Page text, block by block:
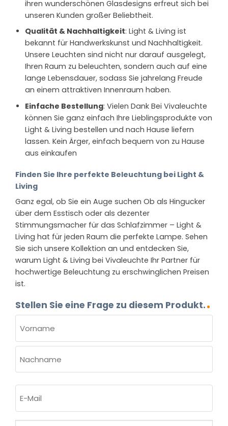
ihren wunderschönen Glasdesigns erfreut sich bei
unseren Kunden großer Beliebtheit.
Qualität & Nachhaltigkeit: Light & Living ist
bekannt für Handwerkskunst und Nachhaltigkeit.
Unsere Leuchten sind nicht nur darauf ausgelegt,
Ihren Raum zu beleuchten, sondern auch auf eine
lange Lebensdauer, sodass Sie jahrelang Freude
an einem attraktiven Innenraum haben.
Einfache Bestellung: Vielen Dank Bei Vivaleuchte
können Sie ganz einfach Ihre Lieblingsprodukte von
Light & Living bestellen und nach Hause liefern
lassen. Kein Ärger, einfach bequem von zu Hause
aus einkaufen
Finden Sie Ihre perfekte Beleuchtung bei Light &
Living
Ganz egal, ob Sie ein Auge suchen Ob als Hingucker
über dem Esstisch oder als dezenter
Stimmungsmacher für das Schlafzimmer – Light &
Living hat für jeden Raum die perfekte Lampe. Sehen
Sie sich unsere Kollektion an und entdecken Sie,
warum Light & Living bei Vivaleuchte Ihr Partner für
hochwertige Beleuchtung zu erschwinglichen Preisen
ist.
Stellen Sie eine Frage zu diesem Produkt.
(ERFORDERLICH)
Vorname
Mail